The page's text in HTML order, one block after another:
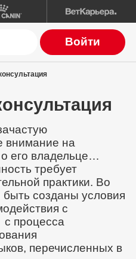
Войти
внимание на
его владельце…
требует
практики. Во
созданы условия
с
процесса
перечисленных в